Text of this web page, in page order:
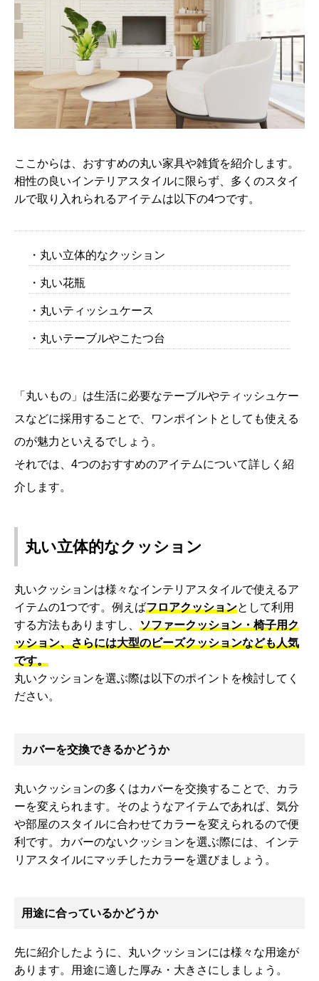
ここからは、おすすめの丸い家具や雑貨を紹介します。
相性の良いインテリアスタイルに限らず、多くのスタイ
ルで取り入れられるアイテムは以下の4つです。
・丸い立体的なクッション
・丸い花瓶
・丸いティッシュケース
・丸いテーブルやこたつ台
「丸いもの」は生活に必要なテーブルやティッシュケー
スなどに採用することで、ワンポイントとしても使える
のが魅力といえるでしょう。
それでは、4つのおすすめのアイテムについて詳しく紹
介します。
丸い立体的なクッション
丸いクッションは様々なインテリアスタイルで使えるア
イテムの1つです。例えばフロアクッションとして利用
する方法もありますし、 ソファークッション・椅子用ク
ッション、さらには大型のビーズクッションなども人気
です。
丸いクッションを選ぶ際は以下のポイントを検討してく
ださい。
カバーを交換できるかどうか
丸いクッションの多くはカバーを交換することで、カラ
ーを変えられます。そのようなアイテムであれば、気分
や部屋のスタイルに合わせてカラーを変えられるので便
利です。カバーのないクッションを選ぶ際には、インテ
リアスタイルにマッチしたカラーを選びましょう。
用途に合っているかどうか
先に紹介したように、丸いクッションには様々な用途が
あります。用途に適した厚み・大きさにしましょう。